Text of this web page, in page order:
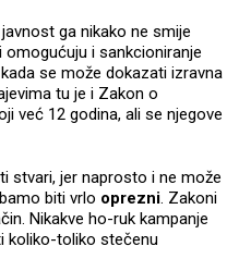
ga nikako ne smije
i sankcioniranje
se može dokazati izravna
tu je i Zakon o
već 12 godina, ali se njegove
stvari, jer naprosto i ne može
biti vrlo oprezni. Zakoni
Nikakve ho-ruk kampanje
koliko-toliko stečenu